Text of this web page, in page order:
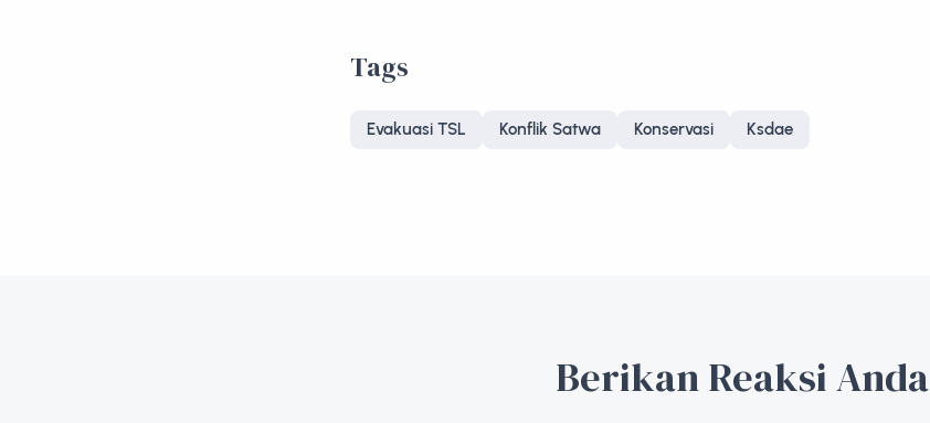
Tags
Evakuasi TSL Konflik Satwa Konservasi Ksdae
Berikan Reaksi Anda